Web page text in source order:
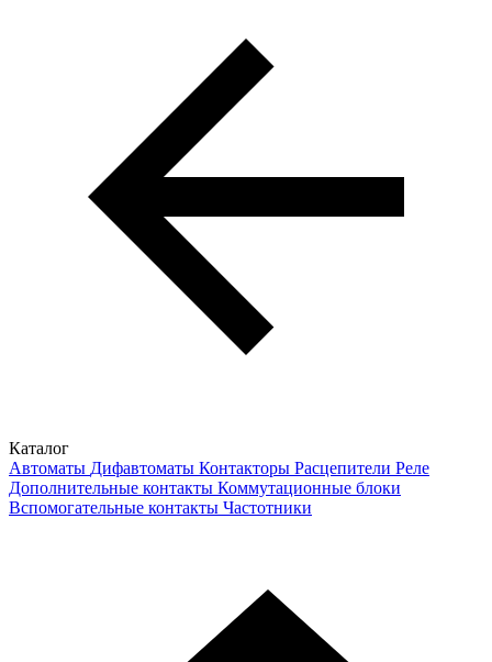
Каталог
Автоматы Дифавтоматы Контакторы Расцепители Реле
Дополнительные контакты Коммутационные блоки
Вспомогательные контакты Частотники